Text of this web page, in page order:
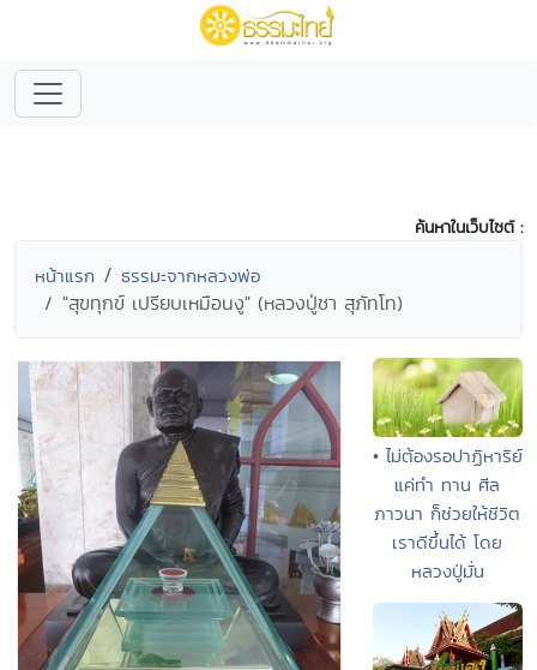
ค้นหาในเว็บไซต์ :
หน้าแรก ธรรมะจากหลวงพ่อ
"สุขทุกข์ เปรียบเหมือนงู" (หลวงปู่ชา สุภัทโท)
• ไม่ต้องรอปาฏิหาริย์
แค่ทำ ทาน ศีล
ภาวนา ก็ช่วยให้ชีวิต
เราดีขึ้นได้ โดย
หลวงปู่มั่น